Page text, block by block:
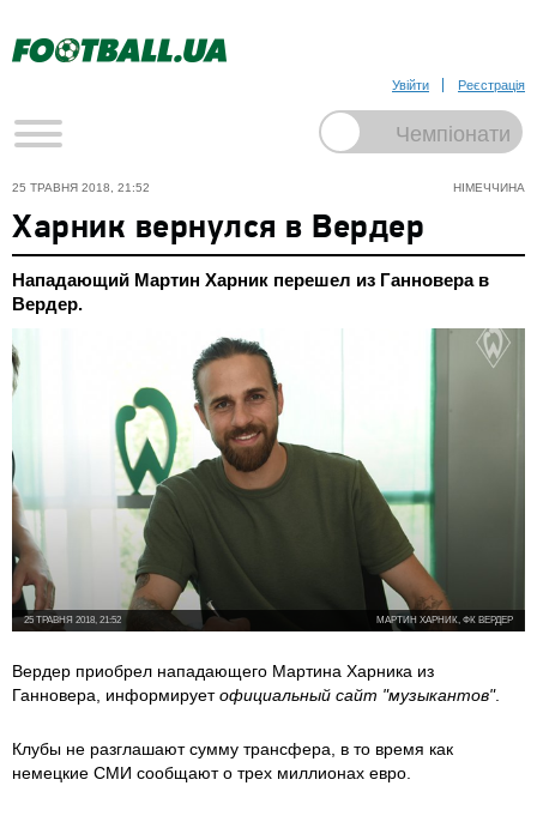
Увійти Реєстрація
НІМЕЧЧИНА
25 ТРАВНЯ 2018, 21:52
Харник вернулся в Вердер
Нападающий Мартин Харник перешел из Ганновера в
Вердер.
МАРТИН ХАРНИК, ФК ВЕРДЕР
25 ТРАВНЯ 2018, 21:52
Вердер приобрел нападающего Мартина Харника из
Ганновера, информируетофициальный сайт "музыкантов".
Клубы не разглашают сумму трансфера, в то время как
немецкие СМИ сообщают о трех миллионах евро.